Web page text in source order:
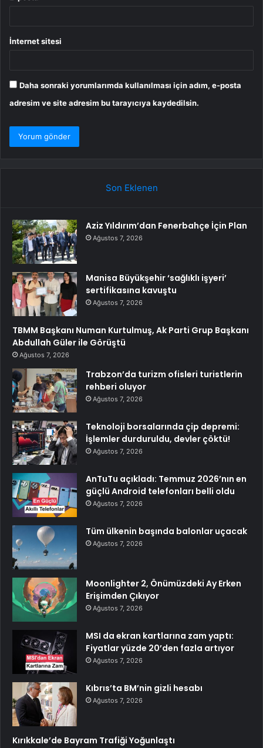
İnternet sitesi
Daha sonraki yorumlarımda kullanılması için adım, e-posta
adresim ve site adresim bu tarayıcıya kaydedilsin.
Son Eklenen
Aziz Yıldırım’dan Fenerbahçe İçin Plan
Ağustos 7, 2026
Manisa Büyükşehir ‘sağlıklı işyeri’
sertifikasına kavuştu
Ağustos 7, 2026
TBMM Başkanı Numan Kurtulmuş, Ak Parti Grup Başkanı
Abdullah Güler ile Görüştü
Ağustos 7, 2026
Trabzon’da turizm ofisleri turistlerin
rehberi oluyor
Ağustos 7, 2026
Teknoloji borsalarında çip depremi:
İşlemler durduruldu, devler çöktü!
Ağustos 7, 2026
AnTuTu açıkladı: Temmuz 2026’nın en
güçlü Android telefonları belli oldu
Ağustos 7, 2026
Tüm ülkenin başında balonlar uçacak
Ağustos 7, 2026
Moonlighter 2, Önümüzdeki Ay Erken
Erişimden Çıkıyor
Ağustos 7, 2026
MSI da ekran kartlarına zam yaptı:
Fiyatlar yüzde 20’den fazla artıyor
Ağustos 7, 2026
Kıbrıs’ta BM’nin gizli hesabı
Ağustos 7, 2026
Kırıkkale’de Bayram Trafiği Yoğunlaştı